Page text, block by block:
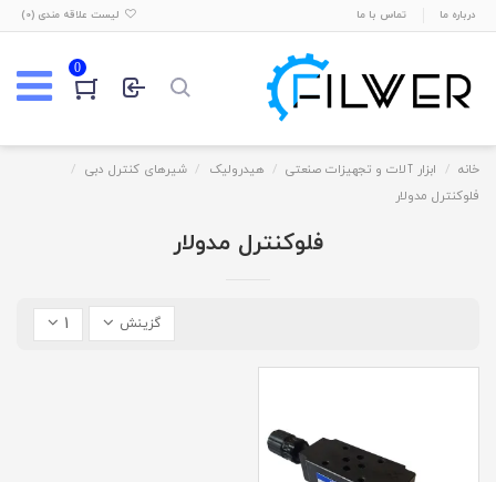
درباره ما تماس با ما لیست علاقه مندی (0
)
0
خانه ابزار آلات و تجهیزات صنعتی هیدرولیک
شیرهای کنترل دبی
فلوکنترل مدولار
فلوکنترل مدولار
گزینش 1